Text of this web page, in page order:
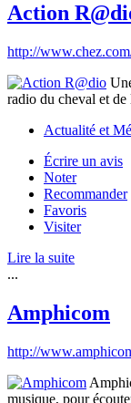
Action
http://
radio du cheval et
Actualité et
Écrire un avis
Noter
Recommander
Favoris
Visiter
Lire la suite
...
Amphicom
http://
musique, pour